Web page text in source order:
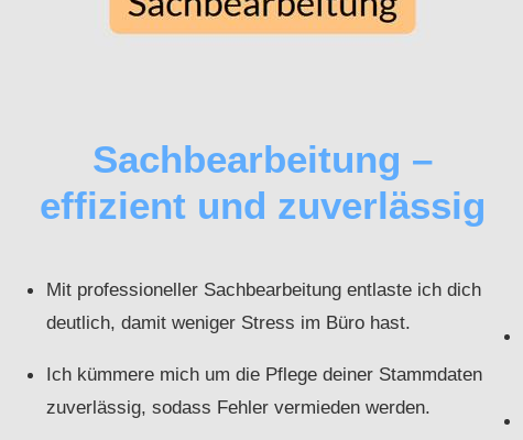
Sachbearbeitung –
effizient und zuverlässig
Mit professioneller Sachbearbeitung entlaste ich dich
deutlich, damit weniger Stress im Büro hast.
Ich kümmere mich um die Pflege deiner Stammdaten
zuverlässig, sodass Fehler vermieden werden.